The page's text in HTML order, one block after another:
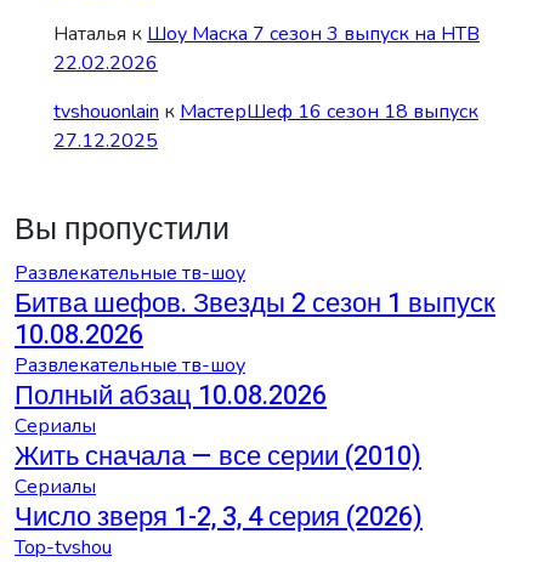
Наталья к Шоу Маска 7 сезон 3 выпуск на НТВ
22.02.2026
tvshouonlain к МастерШеф 16 сезон 18 выпуск
27.12.2025
Вы пропустили
Развлекательные тв-шоу
Битва шефов. Звезды 2 сезон 1 выпуск
10.08.2026
Развлекательные тв-шоу
Полный абзац 10.08.2026
Сериалы
Жить сначала — все серии (2010)
Сериалы
Число зверя 1-2, 3, 4 серия (2026)
Top-tvshou